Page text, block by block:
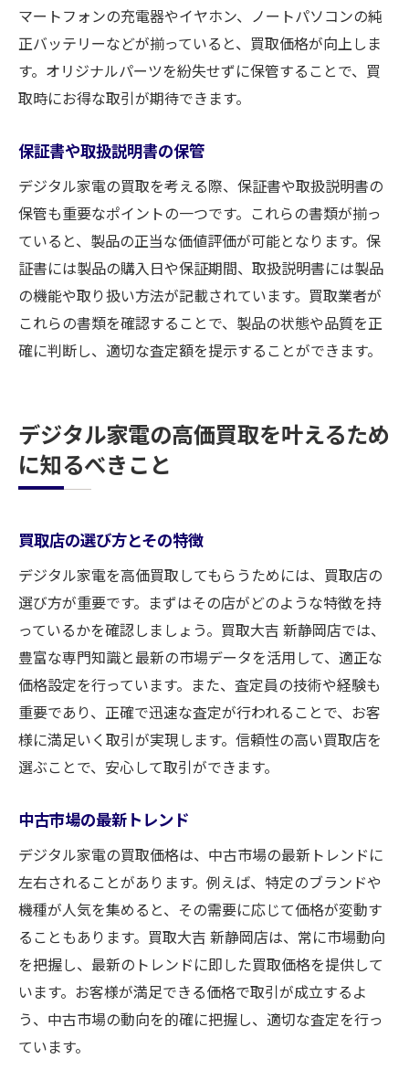
マートフォンの充電器やイヤホン、ノートパソコンの純
正バッテリーなどが揃っていると、買取価格が向上しま
す。オリジナルパーツを紛失せずに保管することで、買
取時にお得な取引が期待できます。
保証書や取扱説明書の保管
デジタル家電の買取を考える際、保証書や取扱説明書の
保管も重要なポイントの一つです。これらの書類が揃っ
ていると、製品の正当な価値評価が可能となります。保
証書には製品の購入日や保証期間、取扱説明書には製品
の機能や取り扱い方法が記載されています。買取業者が
これらの書類を確認することで、製品の状態や品質を正
確に判断し、適切な査定額を提示することができます。
デジタル家電の高価買取を叶えるため
に知るべきこと
買取店の選び方とその特徴
デジタル家電を高価買取してもらうためには、買取店の
選び方が重要です。まずはその店がどのような特徴を持
っているかを確認しましょう。買取大吉 新静岡店では、
豊富な専門知識と最新の市場データを活用して、適正な
価格設定を行っています。また、査定員の技術や経験も
重要であり、正確で迅速な査定が行われることで、お客
様に満足いく取引が実現します。信頼性の高い買取店を
選ぶことで、安心して取引ができます。
中古市場の最新トレンド
デジタル家電の買取価格は、中古市場の最新トレンドに
左右されることがあります。例えば、特定のブランドや
機種が人気を集めると、その需要に応じて価格が変動す
ることもあります。買取大吉 新静岡店は、常に市場動向
を把握し、最新のトレンドに即した買取価格を提供して
います。お客様が満足できる価格で取引が成立するよ
う、中古市場の動向を的確に把握し、適切な査定を行っ
ています。